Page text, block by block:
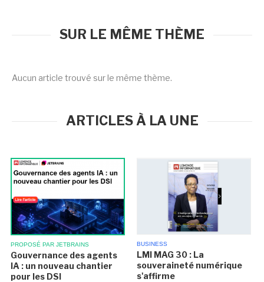
SUR LE MÊME THÈME
Aucun article trouvé sur le même thème.
ARTICLES À LA UNE
PROPOSÉ PAR JETBRAINS
Gouvernance des agents
IA : un nouveau chantier
pour les DSI
BUSINESS
LMI MAG 30 : La
souveraineté numérique
s'affirme